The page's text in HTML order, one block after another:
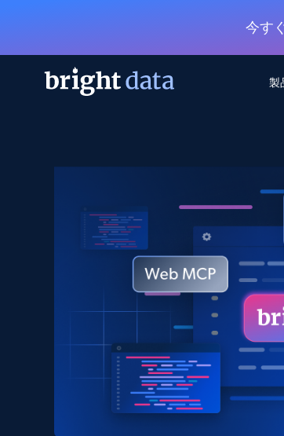
今す
製
1つのAPIでブロック
Always live web
SERP API
オンデマンドですば
ンをスクレイピング
ビング
ヤンデックス
Scraping Browser
組み込みのブロック
よるスクレイピング
より多くのデータで
ーニング
ビデオフィード –
ヒューマノイドロボ
めの継続的かつター
画を取得
データパッケージ
あらゆる業界向けの
クロールAPI
SERP API
FREE TIER
Scraping Browser
プロキシサービス
住宅用プロキシ
ブラウザ拡張機能
ネットワークステータス